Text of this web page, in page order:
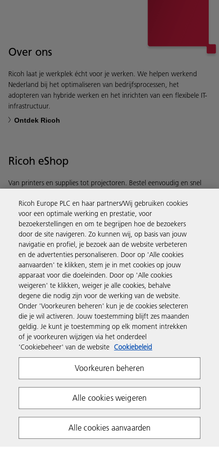
Over ons
Ricoh laat je werkplek écht voor je werken. We helpen werkend
Nederland bij het optimaliseren van bedrijfsprocessen, het
adopteren van hybride werken en het inrichten van een flexibele IT-
infrastructuur.
Ontdek Ricoh
Ricoh eShop
Van printers en supplies tot projectoren. Bestel eenvoudig en snel
Ontdek meer
Business Solutions
Producten en services
Support en contact
Inspiratie
Volg Ricoh
Ricoh Europe PLC en haar partners/Wij gebruiken cookies
voor een optimale werking en prestatie, voor
bezoekerstellingen en om te begrijpen hoe de bezoekers
door de site navigeren. Zo kunnen wij, op basis van jouw
navigatie en profiel, je bezoek aan de website verbeteren
en de advertenties personaliseren. Door op 'Alle cookies
aanvaarden' te klikken, stem je in met cookies op jouw
apparaat voor die doeleinden. Door op 'Alle cookies
weigeren' te klikken, weiger je alle cookies, behalve
degene die nodig zijn voor de werking van de website.
Onder 'Voorkeuren beheren' kun je de cookies selecteren
die je wil activeren. Jouw toestemming blijft zes maanden
geldig. Je kunt je toestemming op elk moment intrekken
of je voorkeuren wijzigen via het onderdeel
'Cookiebeheer' van de website Cookiebeleid
Voorkeuren beheren
Alle cookies weigeren
Alle cookies aanvaarden